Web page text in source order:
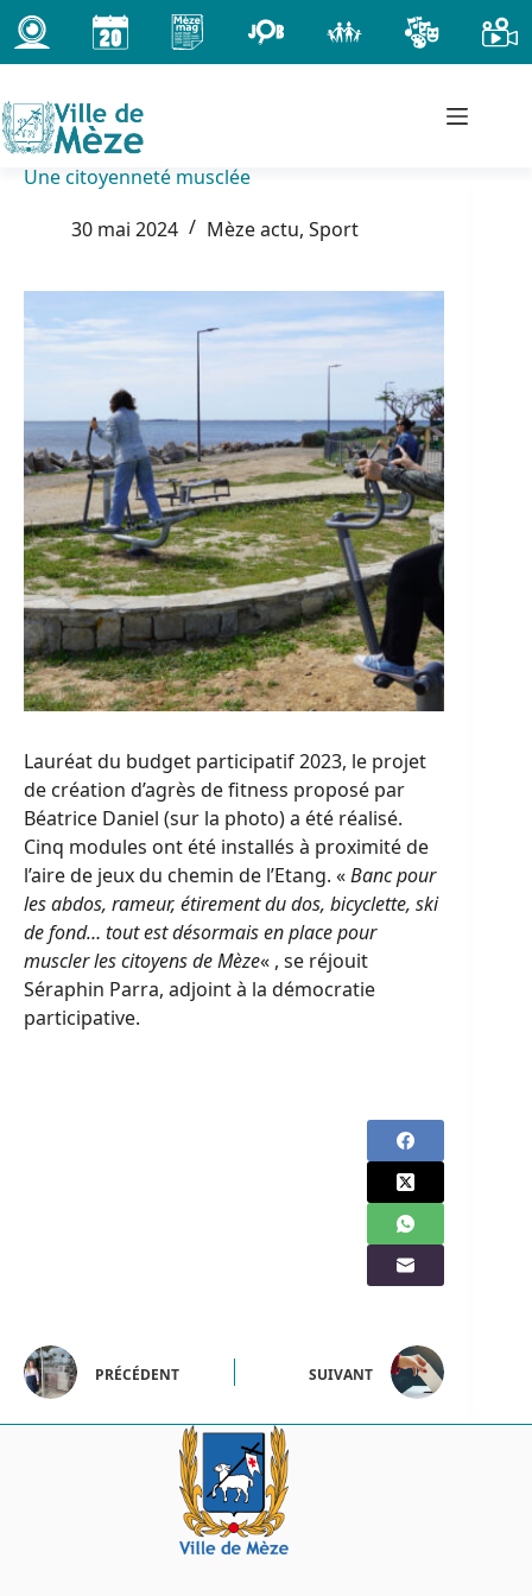
Passer
au
contenu
Une citoyenneté musclée
30 mai 2024
Mèze actu, Sport
Lauréat du budget participatif 2023, le projet
de création d’agrès de fitness proposé par
Béatrice Daniel (sur la photo) a été réalisé.
Cinq modules ont été installés à proximité de
l’aire de jeux du chemin de l’Etang. «Banc pour
les abdos, rameur, étirement du dos, bicyclette, ski
de fond… tout est désormais en place pour
muscler les citoyens de Mèze« , se réjouit
Séraphin Parra, adjoint à la démocratie
participative.
PRÉCÉDENT SUIVANT